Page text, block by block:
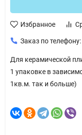
Избранное
Заказ по телефону:
Для керамической
1 упаковке в
1кв.м. так и больше)